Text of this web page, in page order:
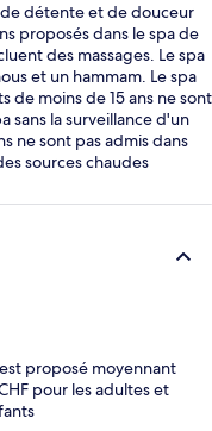
détente et de douceur
proposés dans le spa de
des massages. Le spa
et un hammam. Le spa
de moins de 15 ans ne sont
sans la surveillance d'un
ne sont pas admis dans
sources chaudes
est proposé moyennant
pour les adultes et